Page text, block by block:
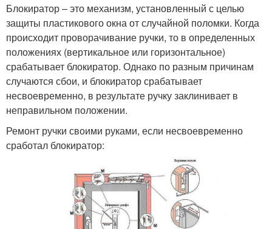
Блокиратор – это механизм, установленный с целью
защиты пластикового окна от случайной поломки. Когда
происходит проворачивание ручки, то в определенных
положениях (вертикальное или горизонтальное)
срабатывает блокиратор. Однако по разным причинам
случаются сбои, и блокиратор срабатывает
несвоевременно, в результате ручку заклинивает в
неправильном положении.
Ремонт ручки своими руками, если несвоевременно
сработал блокиратор: